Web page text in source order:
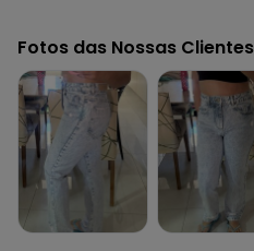
Código do produto: 3562201
Modelagem: Solto
Cintura: Alta
Complemento: Bolsos; efeito
Observação: Modelo reta -
destroyed
Fechamento: Botão e zíper
Tecido: Jeans
Composição: 100% algodão
Fotos das Nossas Clientes